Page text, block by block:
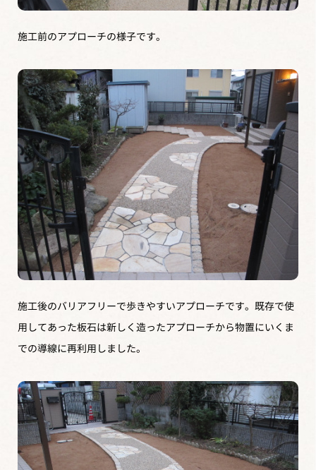
施工前のアプローチの様子です。
施工後のバリアフリーで歩きやすいアプローチです。既存で使
用してあった板石は新しく造ったアプローチから物置にいくま
での導線に再利用しました。